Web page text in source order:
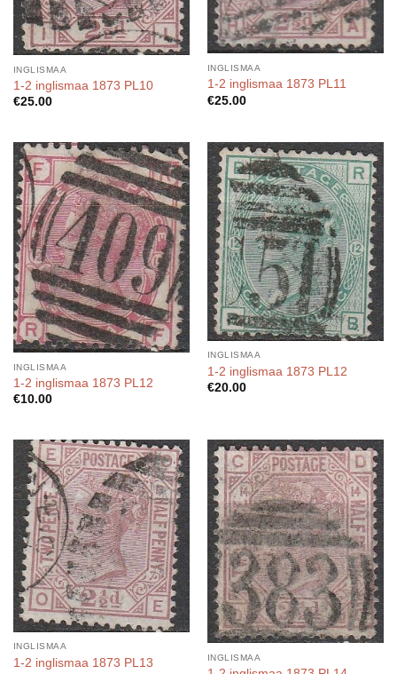
INGLISMAA
1-2 inglismaa 1873 PL10
€25.00
INGLISMAA
1-2 inglismaa 1873 PL11
€25.00
INGLISMAA
1-2 inglismaa 1873 PL12
€10.00
INGLISMAA
1-2 inglismaa 1873 PL12
€20.00
INGLISMAA
1-2 inglismaa 1873 PL13
INGLISMAA